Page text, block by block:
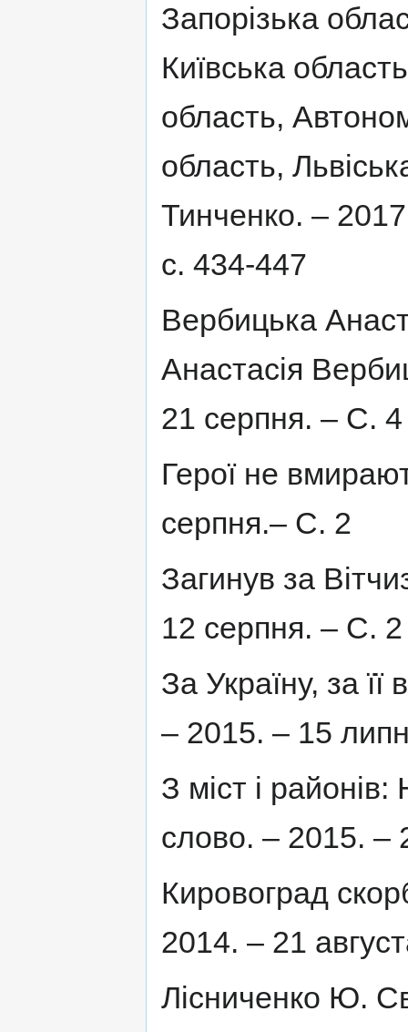
Запорізька
Київська
область,
область,
Тинченко. –
с. 434-447
Вербицька
Анастасія
21 серпня. – С.
Герої не
серпня.– С. 2
Загинув за
12 серпня. – С.
За Україну, за
– 2015. – 15
З міст і
слово. – 2015. –
Кировоград
2014. – 21
Лісниченко Ю.